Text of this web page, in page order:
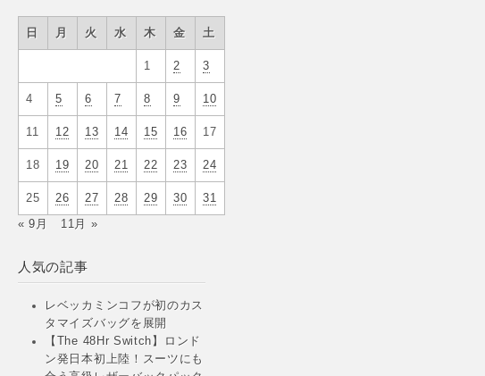
日 月 火 水 木 金 土
1 2 3
4 5 6 7 8 9 10
11 12 13 14 15 16 17
18 19 20 21 22 23 24
25 26 27 28 29 30 31
« 9月 11月 »
人気の記事
レベッカミンコフが初のカス
タマイズバッグを展開
【The 48Hr Switch】ロンド
ン発日本初上陸！スーツにも